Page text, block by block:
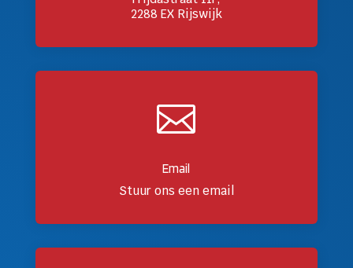
2288 EX Rijswijk

Email
Stuur ons een email